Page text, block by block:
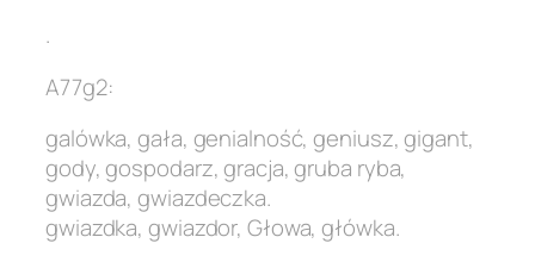
.
A77g2:
galówka, gała, genialność, geniusz, gigant,
gody, gospodarz, gracja, gruba ryba,
gwiazda, gwiazdeczka.
gwiazdka, gwiazdor, Głowa, główka.